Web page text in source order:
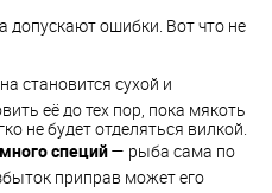
ошибки. Вот что не
становится сухой и
её до тех пор, пока мякоть
не будет отделяться вилкой.
специй— рыба сама по
приправ может его